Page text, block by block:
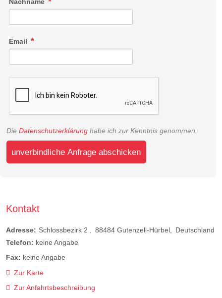
Email
Die Datenschutzerklärung habe ich zur Kenntnis genommen.
unverbindliche Anfrage abschicken
Kontakt
Adresse: Schlossbezirk 2 88484 Gutenzell-Hürbel
Deutschland
Telefon: keine Angabe
Fax: keine Angabe
Zur Karte
Zur Anfahrtsbeschreibung